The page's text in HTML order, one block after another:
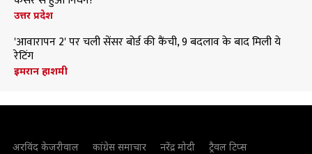
उत्तर प्रदेश
'आवारापन 2' पर चली सेंसर बोर्ड की कैंची, 9 बदलाव के बाद मिली ये
रेटिंग
इमरान हाशमी
अरविंद केजरीवाल कांग्रेस समाचार नरेंद्र मोदी
ट्रैवल टिप्स